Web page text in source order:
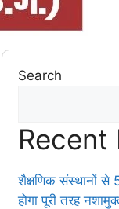
Search
Recent
शैक्षणिक संस्थानों से
होगा पूरी तरह